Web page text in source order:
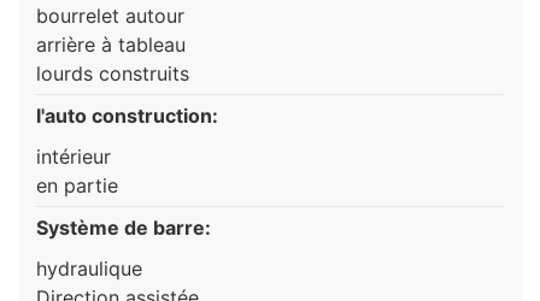
bourrelet autour
arrière à tableau
lourds construits
l'auto construction:
intérieur
en partie
Système de barre:
hydraulique